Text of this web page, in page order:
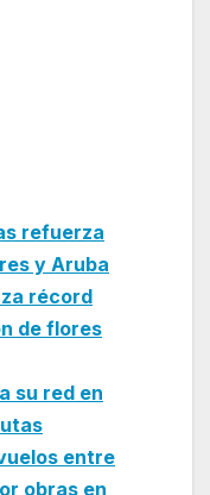
refuerza
y Aruba
récord
de flores
su red en
entre
obras en